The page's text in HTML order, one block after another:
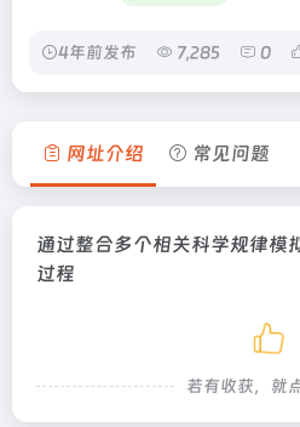
4年前发布 7,285 0
网址介绍 常见问题
通过整合多个相关科学规律模
过程
若有收获，就